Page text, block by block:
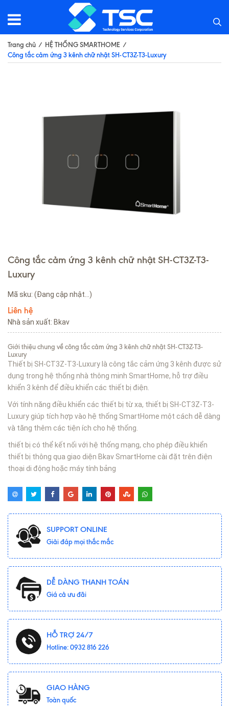
Trang chủ / HỆ THỐNG SMARTHOME /
Công tắc cảm ứng 3 kênh chữ nhật SH-CT3Z-T3-Luxury
Công tắc cảm ứng 3 kênh chữ nhật SH-CT3Z-T3-
Luxury
Mã sku: (Đang cập nhật...)
Liên hệ
Nhà sản xuất: Bkav
Giới thiệu chung về công tắc cảm ứng 3 kênh chữ nhật SH-CT3Z-T3-
Luxury
Thiết bị SH-CT3Z-T3-Luxury là công tắc cảm ứng 3 kênh được sử
dụng trong hệ thống nhà thông minh SmartHome, hỗ trợ điều
khiển 3 kênh để điều khiển các thiết bị điện.
Với tính năng điều khiển các thiết bị từ xa, thiết bị SH-CT3Z-T3-
Luxury giúp tích hợp vào hệ thống SmartHome một cách dễ dàng
và tăng thêm các tiện ích cho hệ thống.
thiết bị có thể kết nối với hệ thống mạng, cho phép điều khiển
thiết bị thông qua giao diện Bkav SmartHome cài đặt trên điện
thoại di động hoặc máy tính bảng
SUPPORT ONLINE
Giải đáp mọi thắc mắc
DỄ DÀNG THANH TOÁN
Giá cả ưu đãi
HỖ TRỢ 24/7
Hotline: 0932 816 226
GIAO HÀNG
Toàn quốc